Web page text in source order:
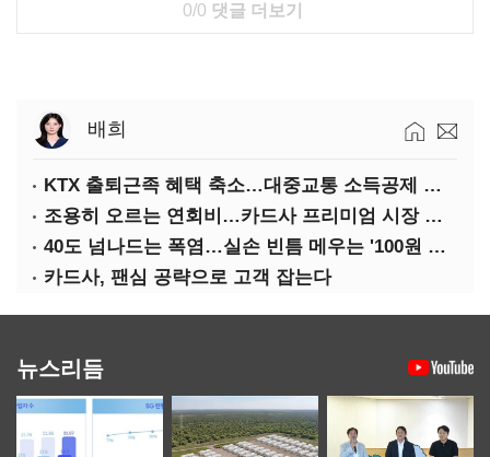
0/0 댓글 더보기
배희
KTX 출퇴근족 혜택 축소…대중교통 소득공제 개편
조용히 오르는 연회비…카드사 프리미엄 시장 정조준
40도 넘나드는 폭염…실손 빈틈 메우는 '100원 미니보험'
카드사, 팬심 공략으로 고객 잡는다
뉴스리듬